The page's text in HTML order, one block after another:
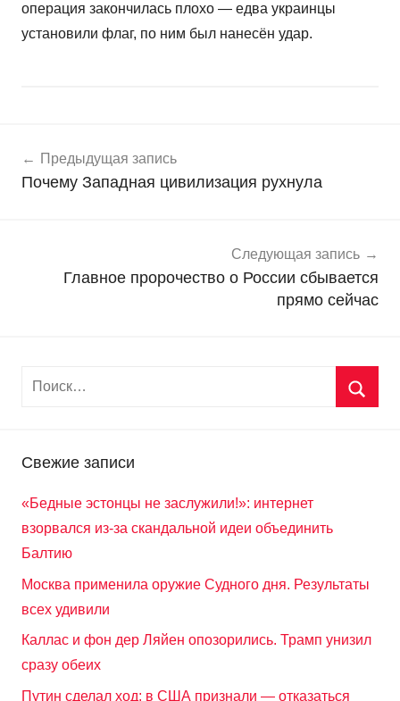
операция закончилась плохо — едва украинцы
установили флаг, по ним был нанесён удар.
о
в
по
Предыдущая запись
Почему Западная цивилизация рухнула
Следующая запись
Главное пророчество о России сбывается
прямо сейчас
Свежие записи
«Бедные эстонцы не заслужили!»: интернет
взорвался из-за скандальной идеи объединить
Балтию
Москва применила оружие Судного дня. Результаты
всех удивили
Каллас и фон дер Ляйен опозорились. Трамп унизил
сразу обеих
Путин сделал ход: в США признали — отказаться